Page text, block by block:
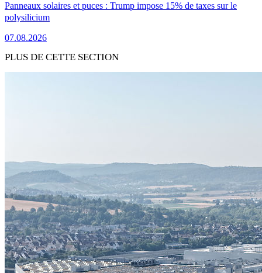
Panneaux solaires et puces : Trump impose 15% de taxes sur le
polysilicium
07.08.2026
PLUS DE CETTE SECTION